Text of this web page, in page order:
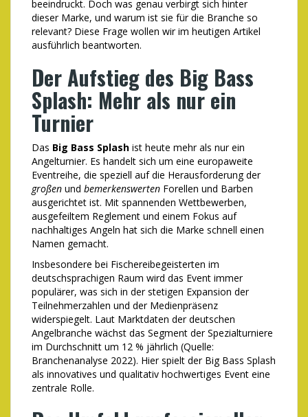
beeindruckt. Doch was genau verbirgt sich hinter
dieser Marke, und warum ist sie für die Branche so
relevant? Diese Frage wollen wir im heutigen Artikel
ausführlich beantworten.
Der Aufstieg des Big Bass
Splash: Mehr als nur ein
Turnier
Das Big Bass Splash ist heute mehr als nur ein
Angelturnier. Es handelt sich um eine europaweite
Eventreihe, die speziell auf die Herausforderung der
großen und bemerkenswerten Forellen und Barben
ausgerichtet ist. Mit spannenden Wettbewerben,
ausgefeiltem Reglement und einem Fokus auf
nachhaltiges Angeln hat sich die Marke schnell einen
Namen gemacht.
Insbesondere bei Fischereibegeisterten im
deutschsprachigen Raum wird das Event immer
populärer, was sich in der stetigen Expansion der
Teilnehmerzahlen und der Medienpräsenz
widerspiegelt. Laut Marktdaten der deutschen
Angelbranche wächst das Segment der Spezialturniere
im Durchschnitt um 12 % jährlich (Quelle:
Branchenanalyse 2022). Hier spielt der Big Bass Splash
als innovatives und qualitativ hochwertiges Event eine
zentrale Rolle.